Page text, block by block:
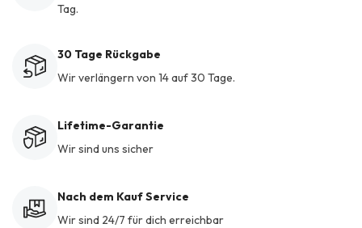
Tag.
30 Tage Rückgabe
Wir verlängern von 14 auf 30 Tage.
Lifetime-Garantie
Wir sind uns sicher
Nach dem Kauf Service
Wir sind 24/7 für dich erreichbar